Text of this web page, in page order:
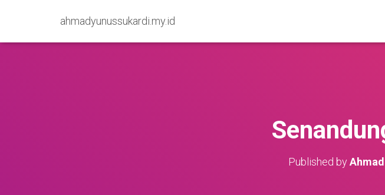
ahmadyunussukardi.my.id
Published by